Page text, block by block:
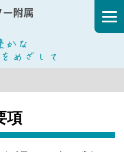
項